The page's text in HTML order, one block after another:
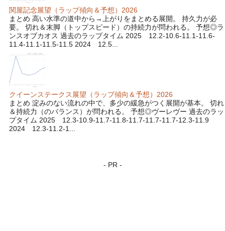
関屋記念展望（ラップ傾向＆予想）2026
まとめ 高い水準の道中から→上がりをまとめる展開。 持久力が必
要。 切れ＆末脚（トップスピード）の持続力が問われる。 予想◎ラ
ンスオブカオス 過去のラップタイム 2025 12.2-10.6-11.1-11.6-
11.4-11.1-11.5-11.5 2024 12.5...
クイーンステークス展望（ラップ傾向＆予想）2026
まとめ 淀みのない流れの中で、多少の緩急がつく展開が基本。 切れ
＆持続力（のバランス）が問われる。 予想◎ヴーレヴー 過去のラッ
プタイム 2025 12.3-10.9-11.7-11.8-11.7-11.7-11.7-12.3-11.9
2024 12.3-11.2-1...
- PR -